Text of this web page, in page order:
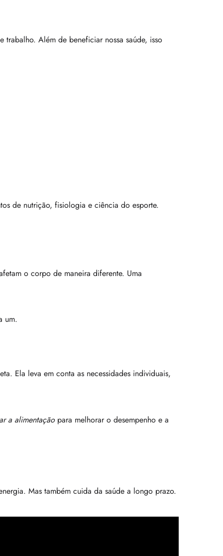
Além de beneficiar nossa saúde, isso
de nutrição, fisiologia e ciência do esporte.
o corpo de maneira diferente. Uma
um.
Ela leva em conta as necessidades individuais,
a alimentaçãopara melhorar o desempenho e a
Mas também cuida da saúde a longo prazo.